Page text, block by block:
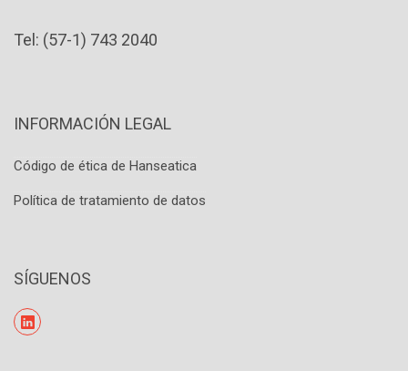
Tel: (57-1) 743 2040
INFORMACIÓN LEGAL
Código de ética de Hanseatica
Política de tratamiento de datos
SÍGUENOS